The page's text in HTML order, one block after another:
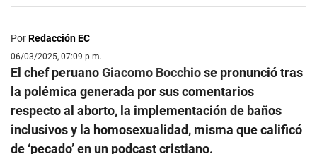
PorRedacción EC
06/03/2025, 07:09 p.m.
El chef peruanoGiacomo Bocchiose pronunció tras
la polémica generada por sus comentarios
respecto al aborto, la implementación de baños
inclusivos y la homosexualidad, misma que calificó
de ‘pecado’ en un podcast cristiano.